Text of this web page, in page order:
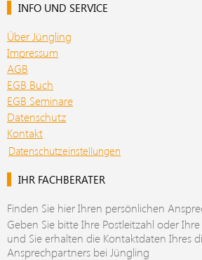
INFO UND SERVICE
Über Jüngling
Impressum
AGB
EGB Buch
EGB Seminare
Datenschutz
Kontakt
Datenschutzeinstellungen
IHR FACHBERATER
Finden Sie hier Ihren persönlichen
Geben Sie bitte Ihre Postleitzahl oder
und Sie erhalten die Kontaktdaten Ihres
Ansprechpartners bei Jüngling